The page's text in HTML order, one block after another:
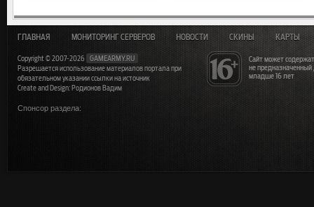
Сайт может
не
младше 16 лет
ГЛАВНАЯ МОНИТОРИНГ СЕРВЕРОВ НОВОСТИ СКИНЫ КАРТЫ
Copyright © 2007-2026
GAMEARMY.RU
Разрешается использование материалов портала при
обязательном указании ссылки на источник
Create and Design: Родионов Вадим
Спонсор раздела: